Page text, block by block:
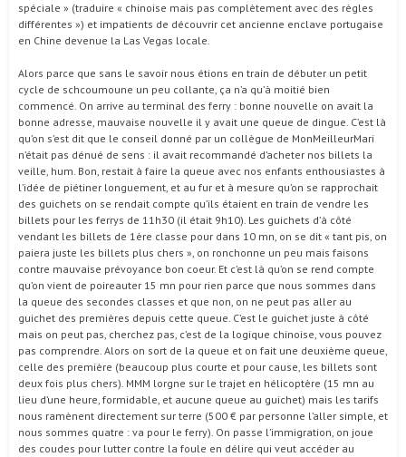
spéciale » (traduire « chinoise mais pas complètement avec des règles
différentes ») et impatients de découvrir cet ancienne enclave portugaise
en Chine devenue la Las Vegas locale.
Alors parce que sans le savoir nous étions en train de débuter un petit
cycle de schcoumoune un peu collante, ça n’a qu’à moitié bien
commencé. On arrive au terminal des ferry : bonne nouvelle on avait la
bonne adresse, mauvaise nouvelle il y avait une queue de dingue. C’est là
qu’on s’est dit que le conseil donné par un collègue de MonMeilleurMari
n’était pas dénué de sens : il avait recommandé d’acheter nos billets la
veille, hum. Bon, restait à faire la queue avec nos enfants enthousiastes à
l’idée de piétiner longuement, et au fur et à mesure qu’on se rapprochait
des guichets on se rendait compte qu’ils étaient en train de vendre les
billets pour les ferrys de 11h30 (il était 9h10). Les guichets d’à côté
vendant les billets de 1ère classe pour dans 10 mn, on se dit « tant pis, on
paiera juste les billets plus chers », on ronchonne un peu mais faisons
contre mauvaise prévoyance bon coeur. Et c’est là qu’on se rend compte
qu’on vient de poireauter 15 mn pour rien parce que nous sommes dans
la queue des secondes classes et que non, on ne peut pas aller au
guichet des premières depuis cette queue. C’est le guichet juste à côté
mais on peut pas, cherchez pas, c’est de la logique chinoise, vous pouvez
pas comprendre. Alors on sort de la queue et on fait une deuxième queue,
celle des première (beaucoup plus courte et pour cause, les billets sont
deux fois plus chers). MMM lorgne sur le trajet en hélicoptère (15 mn au
lieu d’une heure, formidable, et aucune queue au guichet) mais les tarifs
nous ramènent directement sur terre (500 € par personne l’aller simple, et
nous sommes quatre : va pour le ferry). On passe l’immigration, on joue
des coudes pour lutter contre la foule en délire qui veut accéder au